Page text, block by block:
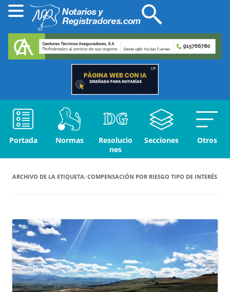
Portada Normas
Resolucio
nes
Secciones Otros
ARCHIVO DE LA ETIQUETA: COMPENSACIÓN POR RIESGO TIPO DE INTERÉS